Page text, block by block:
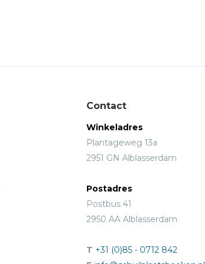
Contact
Winkeladres
Plantageweg 13a
2951 GN Alblasserdam
Postadres
Postbus 41
2950 AA Alblasserdam
T +31 (0)85 - 0712 842